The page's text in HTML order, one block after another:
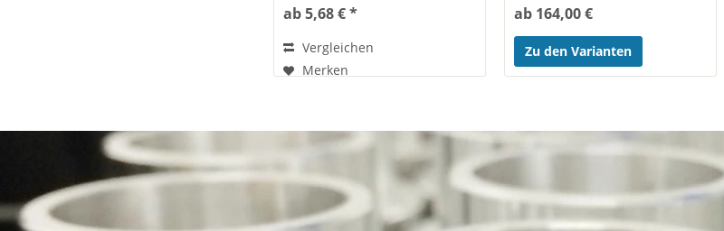
ab 5,68 € *
Vergleichen
Merken
ab 164,00 €
Zu den Varianten